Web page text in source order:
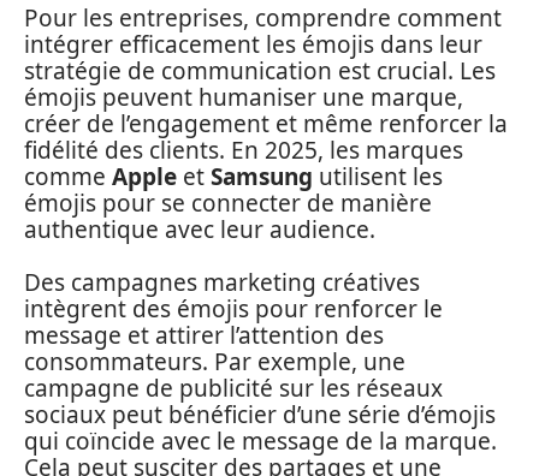
Pour les entreprises, comprendre comment
intégrer efficacement les émojis dans leur
stratégie de communication est crucial. Les
émojis peuvent humaniser une marque,
créer de l’engagement et même renforcer la
fidélité des clients. En 2025, les marques
comme Apple etSamsung utilisent les
émojis pour se connecter de manière
authentique avec leur audience.
Des campagnes marketing créatives
intègrent des émojis pour renforcer le
message et attirer l’attention des
consommateurs. Par exemple, une
campagne de publicité sur les réseaux
sociaux peut bénéficier d’une série d’émojis
qui coïncide avec le message de la marque.
Cela peut susciter des partages et une